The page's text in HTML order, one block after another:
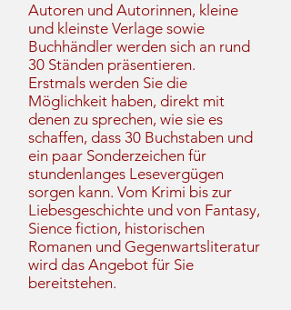
Autoren und Autorinnen, kleine
und kleinste Verlage sowie
Buchhändler werden sich an rund
30 Ständen präsentieren.
Erstmals werden Sie die
Möglichkeit haben, direkt mit
denen zu sprechen, wie sie es
schaffen, dass 30 Buchstaben und
ein paar Sonderzeichen für
stundenlanges Lesevergügen
sorgen kann. Vom Krimi bis zur
Liebesgeschichte und von Fantasy,
Sience fiction, historischen
Romanen und Gegenwartsliteratur
wird das Angebot für Sie
bereitstehen.